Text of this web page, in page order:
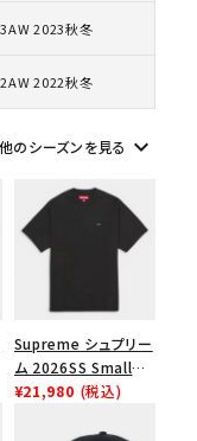
2023秋冬
2022秋冬
他のシーズンを見る keyboard_arrow_down
Supreme シュプリー
ム 2026SS Small
Box Tee スモールボ
¥21,980 (税込)